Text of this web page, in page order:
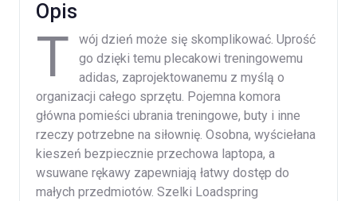
Opis
T
wój dzień może się skomplikować. Uprość
go dzięki temu plecakowi treningowemu
adidas, zaprojektowanemu z myślą o
organizacji całego sprzętu. Pojemna komora
główna pomieści ubrania treningowe, buty i inne
rzeczy potrzebne na siłownię. Osobna, wyściełana
kieszeń bezpiecznie przechowa laptopa, a
wsuwane rękawy zapewniają łatwy dostęp do
małych przedmiotów. Szelki Loadspring